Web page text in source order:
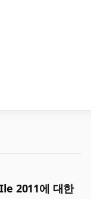
2011에 대한